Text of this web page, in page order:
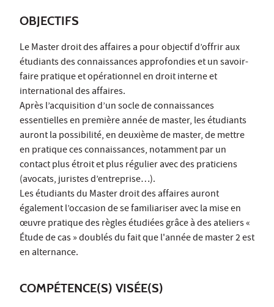
OBJECTIFS
Le Master droit des affaires a pour objectif d’offrir aux
étudiants des connaissances approfondies et un savoir-
faire pratique et opérationnel en droit interne et
international des affaires.
Après l’acquisition d’un socle de connaissances
essentielles en première année de master, les étudiants
auront la possibilité, en deuxième de master, de mettre
en pratique ces connaissances, notamment par un
contact plus étroit et plus régulier avec des praticiens
(avocats, juristes d’entreprise…).
Les étudiants du Master droit des affaires auront
également l’occasion de se familiariser avec la mise en
œuvre pratique des règles étudiées grâce à des ateliers «
Étude de cas » doublés du fait que l'année de master 2 est
en alternance.
COMPÉTENCE(S) VISÉE(S)